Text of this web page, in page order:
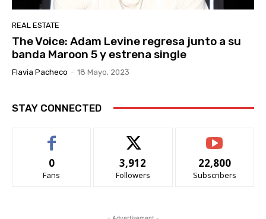
REAL ESTATE
The Voice: Adam Levine regresa junto a su
banda Maroon 5 y estrena single
Flavia Pacheco - 18 Mayo, 2023
STAY CONNECTED
0
Fans
3,912
Followers
22,800
Subscribers